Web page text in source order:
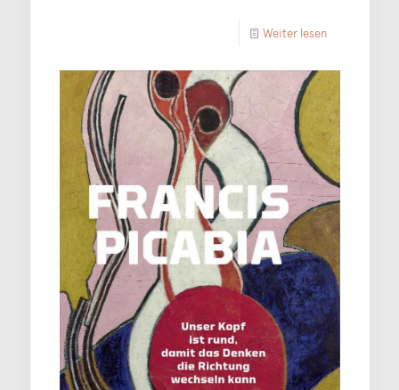
Weiter lesen